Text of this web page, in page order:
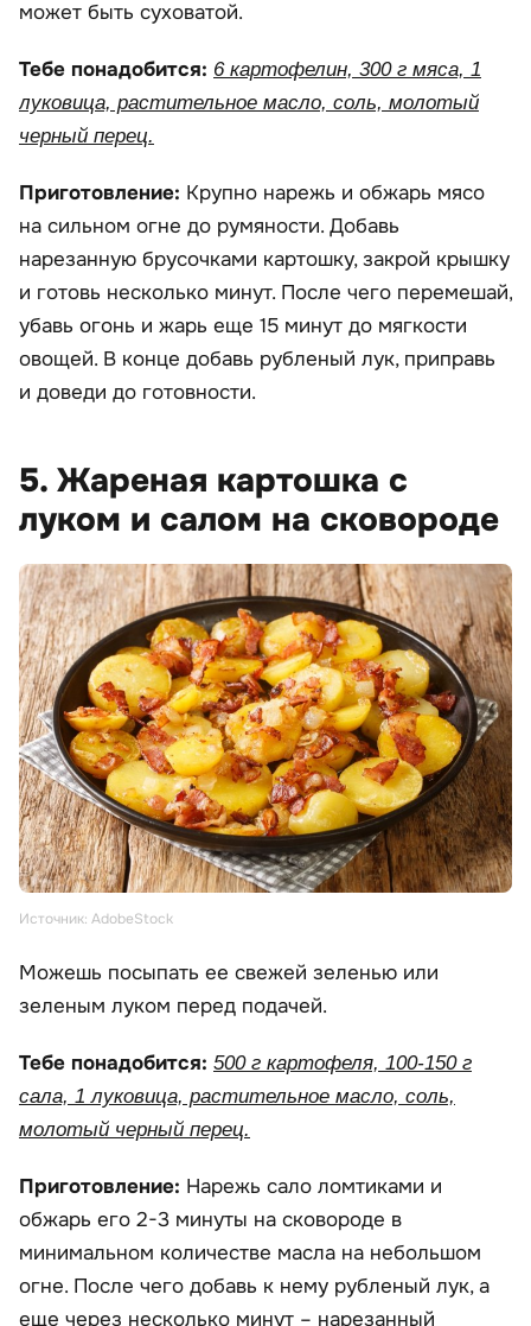
может быть суховатой.
Тебе понадобится: 6 картофелин, 300 г мяса, 1
луковица, растительное масло, соль, молотый
черный перец.
Приготовление: Крупно нарежь и обжарь мясо
на сильном огне до румяности. Добавь
нарезанную брусочками картошку, закрой крышку
и готовь несколько минут. После чего перемешай,
убавь огонь и жарь еще 15 минут до мягкости
овощей. В конце добавь рубленый лук, приправь
и доведи до готовности.
5. Жареная картошка с
луком и салом на сковороде
Источник: AdobeStock
Можешь посыпать ее свежей зеленью или
зеленым луком перед подачей.
Тебе понадобится: 500 г картофеля, 100-150 г
сала, 1 луковица, растительное масло, соль,
молотый черный перец.
Приготовление: Нарежь сало ломтиками и
обжарь его 2-3 минуты на сковороде в
минимальном количестве масла на небольшом
огне. После чего добавь к нему рубленый лук, а
еще через несколько минут – нарезанный